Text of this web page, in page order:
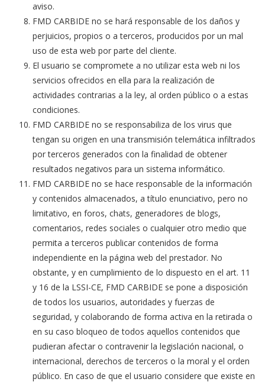
aviso.
FMD CARBIDE no se hará responsable de los daños y
perjuicios, propios o a terceros, producidos por un mal
uso de esta web por parte del cliente.
El usuario se compromete a no utilizar esta web ni los
servicios ofrecidos en ella para la realización de
actividades contrarias a la ley, al orden público o a estas
condiciones.
FMD CARBIDE no se responsabiliza de los virus que
tengan su origen en una transmisión telemática infiltrados
por terceros generados con la finalidad de obtener
resultados negativos para un sistema informático.
FMD CARBIDE no se hace responsable de la información
y contenidos almacenados, a título enunciativo, pero no
limitativo, en foros, chats, generadores de blogs,
comentarios, redes sociales o cualquier otro medio que
permita a terceros publicar contenidos de forma
independiente en la página web del prestador. No
obstante, y en cumplimiento de lo dispuesto en el art. 11
y 16 de la LSSI-CE, FMD CARBIDE se pone a disposición
de todos los usuarios, autoridades y fuerzas de
seguridad, y colaborando de forma activa en la retirada o
en su caso bloqueo de todos aquellos contenidos que
pudieran afectar o contravenir la legislación nacional, o
internacional, derechos de terceros o la moral y el orden
público. En caso de que el usuario considere que existe en